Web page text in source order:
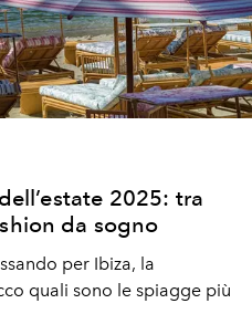
2025: tra
da sogno
per Ibiza, la
quali sono le spiagge più